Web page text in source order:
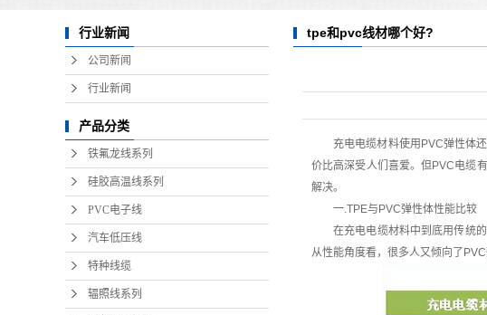
行业新闻
公司新闻
行业新闻
产品分类
铁氟龙线系列
硅胶高温线系列
PVC电子线
汽车低压线
特种线缆
辐照线系列
tpe和pvc线材哪个好?
充电电缆材料使用PVC弹性体
价比高深受人们喜爱。但PVC电缆
解决。
一.TPE与PVC弹性体性能比较
在充电电缆材料中到底用传统
从性能角度看，很多人又倾向了